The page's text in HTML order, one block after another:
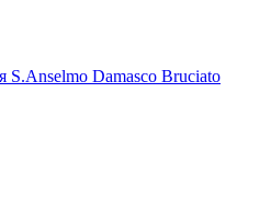
Damasco Bruciato